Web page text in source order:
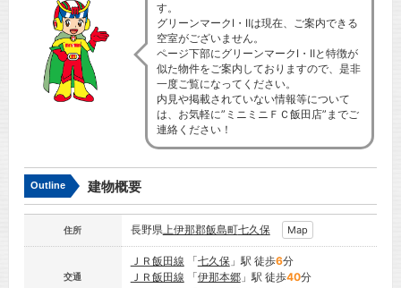
す。
グリーンマークⅠ・Ⅱは現在、ご案内できる
空室がございません。
ページ下部にグリーンマークⅠ・Ⅱと特徴が
似た物件をご案内しておりますので、是非
一度ご覧になってください。
内見や掲載されていない情報等について
は、お気軽に”ミニミニＦＣ飯田店”までご
連絡ください！
Outline 建物概要
住所 長野県上伊那郡飯島町七久保 Map
交通
ＪＲ飯田線 「七久保」駅 徒歩6分
ＪＲ飯田線 「伊那本郷」駅 徒歩40分